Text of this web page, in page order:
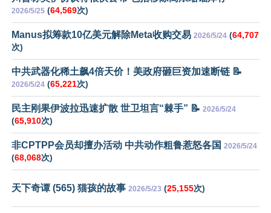
2026/5/25 (64,569次)
Manus拟筹款10亿美元解除Meta收购交易 2026/5/24 (64,707
次)
中共武器化稀土飙4倍天价！美政府砸巨资加速断链 📝
2026/5/24 (65,221次)
民主刚果伊波拉迅速扩散 世卫坦言“棘手” 📝 2026/5/24
(65,910次)
非CPTPP会员却擅办活动 中共动作粗鲁惹怒各国 2026/5/24
(68,068次)
天下奇谭 (565) 猫孩的故事 2026/5/23 (25,155次)